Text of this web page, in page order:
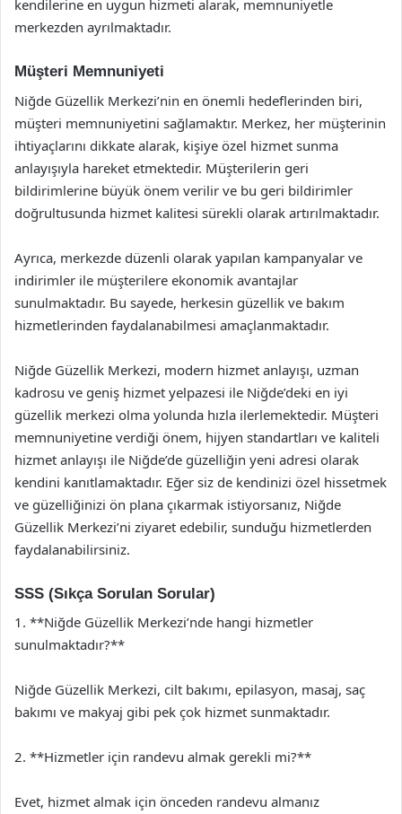
kendilerine en uygun hizmeti alarak, memnuniyetle
merkezden ayrılmaktadır.
Müşteri Memnuniyeti
Niğde Güzellik Merkezi’nin en önemli hedeflerinden biri,
müşteri memnuniyetini sağlamaktır. Merkez, her müşterinin
ihtiyaçlarını dikkate alarak, kişiye özel hizmet sunma
anlayışıyla hareket etmektedir. Müşterilerin geri
bildirimlerine büyük önem verilir ve bu geri bildirimler
doğrultusunda hizmet kalitesi sürekli olarak artırılmaktadır.
Ayrıca, merkezde düzenli olarak yapılan kampanyalar ve
indirimler ile müşterilere ekonomik avantajlar
sunulmaktadır. Bu sayede, herkesin güzellik ve bakım
hizmetlerinden faydalanabilmesi amaçlanmaktadır.
Niğde Güzellik Merkezi, modern hizmet anlayışı, uzman
kadrosu ve geniş hizmet yelpazesi ile Niğde’deki en iyi
güzellik merkezi olma yolunda hızla ilerlemektedir. Müşteri
memnuniyetine verdiği önem, hijyen standartları ve kaliteli
hizmet anlayışı ile Niğde’de güzelliğin yeni adresi olarak
kendini kanıtlamaktadır. Eğer siz de kendinizi özel hissetmek
ve güzelliğinizi ön plana çıkarmak istiyorsanız, Niğde
Güzellik Merkezi’ni ziyaret edebilir, sunduğu hizmetlerden
faydalanabilirsiniz.
SSS (Sıkça Sorulan Sorular)
1. **Niğde Güzellik Merkezi’nde hangi hizmetler
sunulmaktadır?**
Niğde Güzellik Merkezi, cilt bakımı, epilasyon, masaj, saç
bakımı ve makyaj gibi pek çok hizmet sunmaktadır.
2. **Hizmetler için randevu almak gerekli mi?**
Evet, hizmet almak için önceden randevu almanız